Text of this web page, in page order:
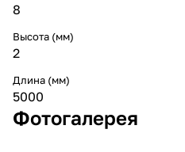
8
Высота (мм)
2
Длина (мм)
5000
Фотогалерея